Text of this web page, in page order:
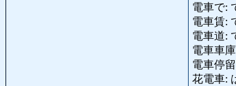
電車で:
電車賃:
電車道:
電車車
電車停
花電車: